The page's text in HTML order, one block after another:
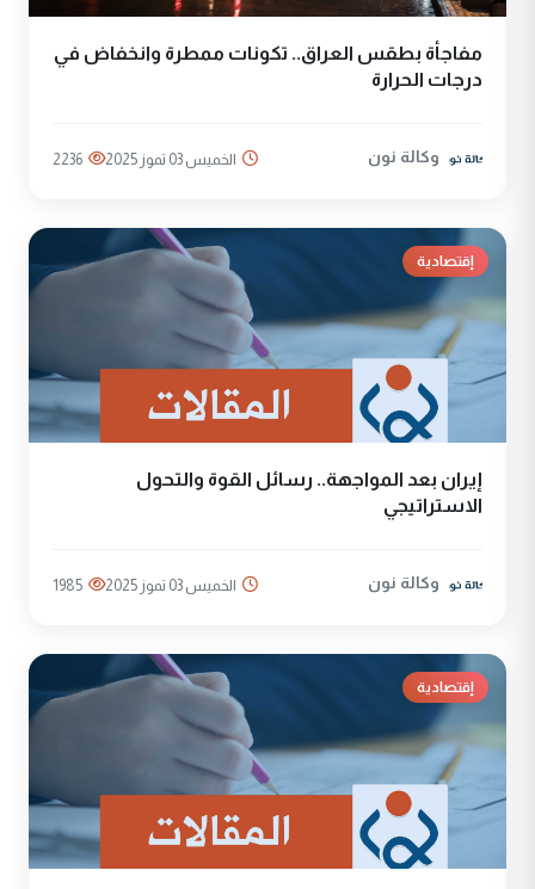
مفاجأة بطقس العراق.. تكونات ممطرة وانخفاض في
درجات الحرارة
وكالة نون الخميس 03 تموز 2025 2236
إقتصادية
إيران بعد المواجهة.. رسائل القوة والتحول
الاستراتيجي
وكالة نون الخميس 03 تموز 2025 1985
إقتصادية